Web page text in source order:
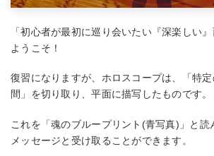
「初心者が最初に巡り会いたい『深楽しい
ようこそ！
復習になりますが、ホロスコープは、「特
間」を切り取り、平面に描写したものです。
これを「魂のブループリント(青写真)」と読
メッセージと受け取ることができます。